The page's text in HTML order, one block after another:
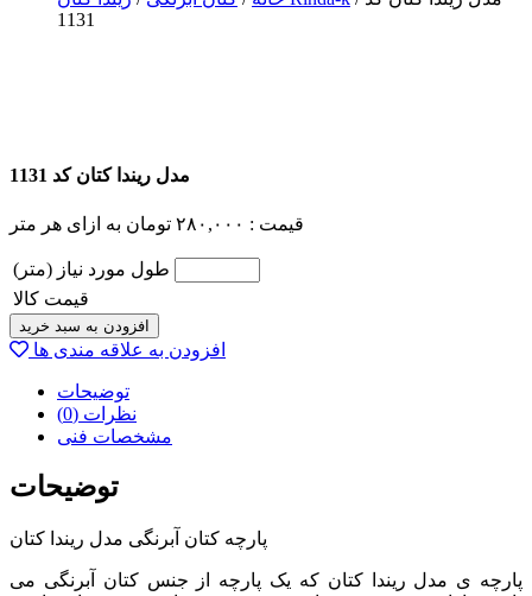
1131
مدل ریندا کتان کد 1131
قیمت : ۲۸۰,۰۰۰ تومان به ازای هر متر
طول مورد نیاز (متر)
قیمت کالا
افزودن به سبد خرید
افزودن به علاقه مندی ها
توضیحات
نظرات (0)
مشخصات فنی
توضیحات
پارچه کتان آبرنگی مدل ریندا کتان
پارچه ی مدل ریندا کتان که یک پارچه از جنس کتان آبرنگی می